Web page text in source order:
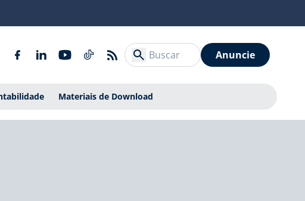
Anuncie
Materiais de Download